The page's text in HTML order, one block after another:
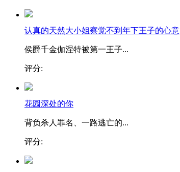
认真的天然大小姐察觉不到年下王子的心意
侯爵千金伽涅特被第一王子...
评分:
花园深处的你
背负杀人罪名、一路逃亡的...
评分: